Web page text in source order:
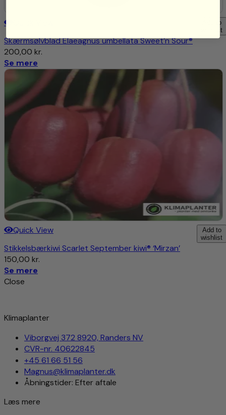
Add to
wishlist
Skærmsølvblad Elaeagnus umbellata Sweet’n Sour®
200,00 kr.
Se mere
Add to
wishlist
Quick View
Stikkelsbærkiwi Scarlet September kiwi® ‘Mirzan’
150,00 kr.
Se mere
Close
Klimaplanter
Viborgvej 372 8920, Randers NV
CVR-nr. 40622845
+45 61 66 51 56
Magnus@klimaplanter.dk
Åbningstider: Efter aftale
Læs mere